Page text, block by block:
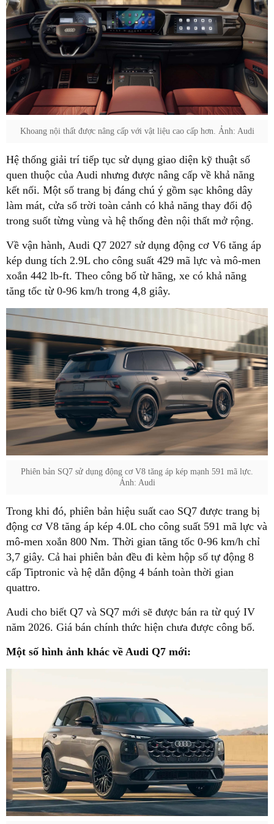
Khoang nội thất được nâng cấp với vật liệu cao cấp hơn. Ảnh: Audi
Hệ thống giải trí tiếp tục sử dụng giao diện kỹ thuật số
quen thuộc của Audi nhưng được nâng cấp về khả năng
kết nối. Một số trang bị đáng chú ý gồm sạc không dây
làm mát, cửa sổ trời toàn cảnh có khả năng thay đổi độ
trong suốt từng vùng và hệ thống đèn nội thất mở rộng.
Về vận hành, Audi Q7 2027 sử dụng động cơ V6 tăng áp
kép dung tích 2.9L cho công suất 429 mã lực và mô-men
xoắn 442 lb-ft. Theo công bố từ hãng, xe có khả năng
tăng tốc từ 0-96 km/h trong 4,8 giây.
Phiên bản SQ7 sử dụng động cơ V8 tăng áp kép mạnh 591 mã lực.
Ảnh: Audi
Trong khi đó, phiên bản hiệu suất cao SQ7 được trang bị
động cơ V8 tăng áp kép 4.0L cho công suất 591 mã lực và
mô-men xoắn 800 Nm. Thời gian tăng tốc 0-96 km/h chỉ
3,7 giây. Cả hai phiên bản đều đi kèm hộp số tự động 8
cấp Tiptronic và hệ dẫn động 4 bánh toàn thời gian
quattro.
Audi cho biết Q7 và SQ7 mới sẽ được bán ra từ quý IV
năm 2026. Giá bán chính thức hiện chưa được công bố.
Một số hình ảnh khác về Audi Q7 mới: